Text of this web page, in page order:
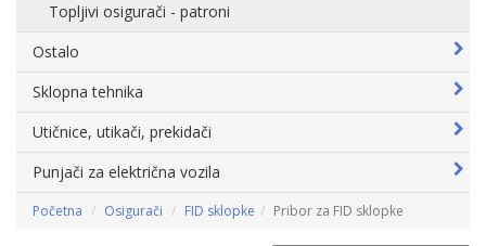
Topljivi osigurači - patroni
Ostalo
Sklopna tehnika
Utičnice, utikači, prekidači
Punjači za električna vozila
Početna Osigurači FID sklopke Pribor za FID sklopke